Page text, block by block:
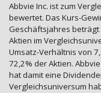
Abbvie Inc. ist zum
bewertet. Das Kurs-
Geschäftsjahres
Aktien im
Umsatz-Verhältnis von
72,2% der Aktien.
hat damit eine
Vergleichsuniversum